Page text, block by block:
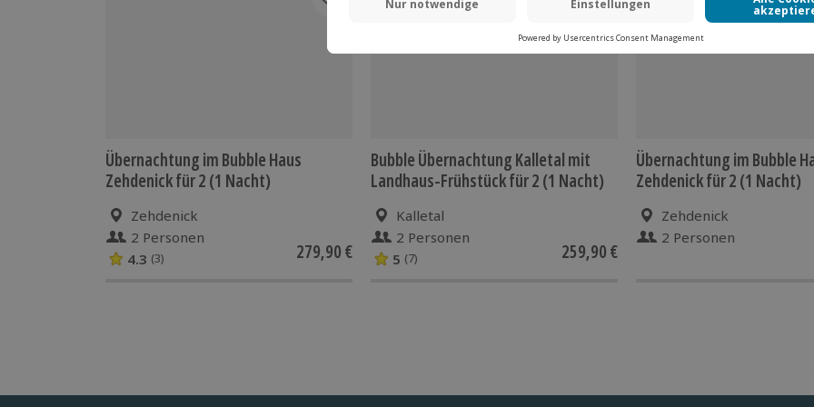
Übernachtung im Bubble Haus
Zehdenick für 2 (1 Nacht)
Zehdenick
2 Personen
4.3 (3) 279,90 €
Bubble Übernachtung Kalletal mit
Landhaus-Frühstück für 2 (1 Nacht)
Kalletal
2 Personen
5 (7) 259,90 €
Übernachtung im Bubble
Zehdenick für 2 (1 Nacht)
Zehdenick
2 Personen